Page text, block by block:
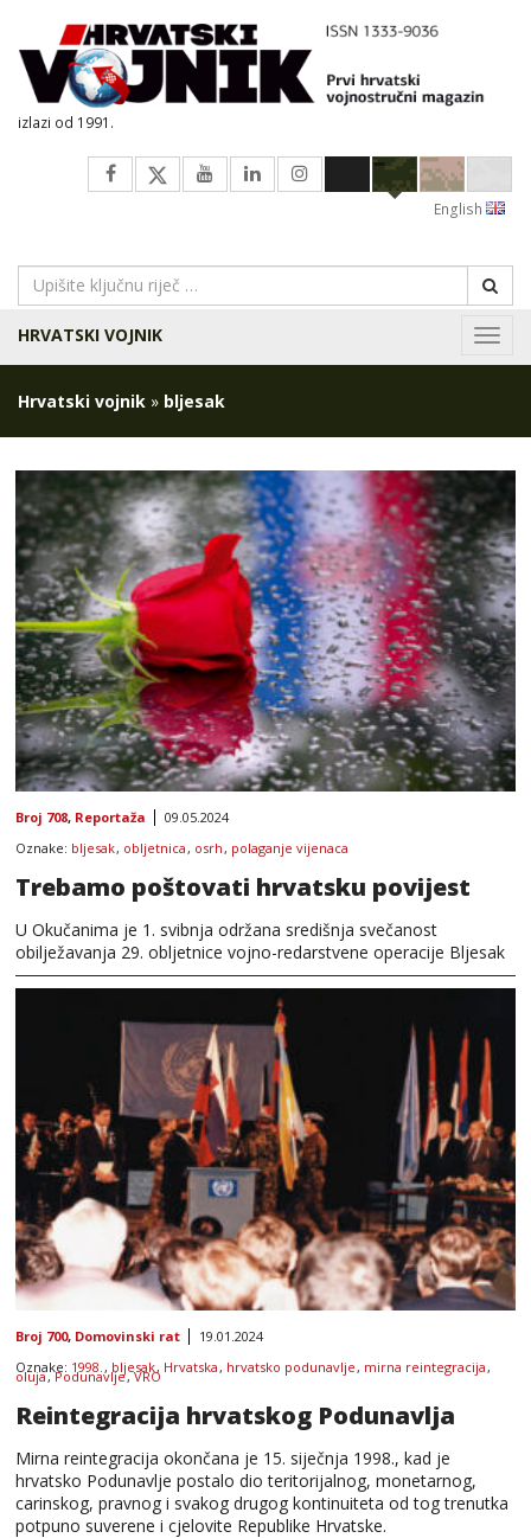
izlazi od 1991.
English
HRVATSKI VOJNIK
Hrvatski vojnik » bljesak
Broj 708, Reportaža
09.05.2024
Oznake: bljesak, obljetnica, osrh, polaganje vijenaca
Trebamo poštovati hrvatsku povijest
U Okučanima je 1. svibnja održana središnja svečanost
obilježavanja 29. obljetnice vojno-redarstvene operacije Bljesak
Broj 700, Domovinski rat
19.01.2024
Oznake: 1998. , bljesak, Hrvatska , hrvatsko podunavlje , mirna reintegracija ,
oluja,Podunavlje,VRO
Reintegracija hrvatskog Podunavlja
Mirna reintegracija okončana je 15. siječnja 1998., kad je
hrvatsko Podunavlje postalo dio teritorijalnog, monetarnog,
carinskog, pravnog i svakog drugog kontinuiteta od tog trenutka
potpuno suverene i cjelovite Republike Hrvatske.